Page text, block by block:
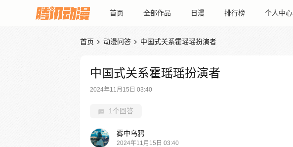
首页 全部作品 日漫 排行榜 个人中心
首页  动漫问答  中国式关系霍瑶瑶扮演者
中国式关系霍瑶瑶扮演者
2024年11月15日 03:40
1个回答
雾中乌鸦
2024年11月15日 03:40